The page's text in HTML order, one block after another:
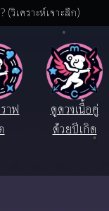
วิเคราะห์เจาะลึก)
าฟ
ดูดวงเนื้อคู่
ด้วยปีเกิด